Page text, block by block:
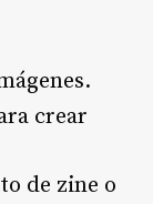
crear
de zine o